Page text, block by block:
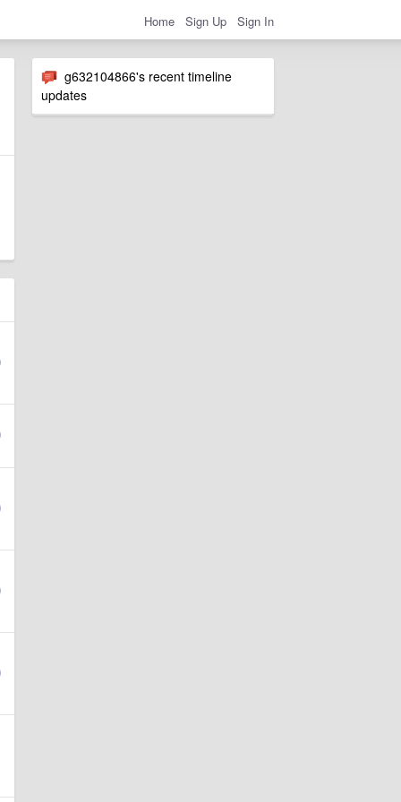
Home Sign Up Sign In
g632104866's recent timeline
updates